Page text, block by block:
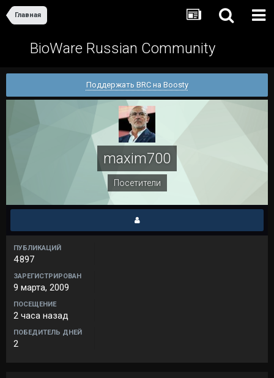
Главная
BioWare Russian Community
Поддержать BRC на Boosty
maxim700
Посетители
ПУБЛИКАЦИЙ
4 897
ЗАРЕГИСТРИРОВАН
9 марта, 2009
ПОСЕЩЕНИЕ
2 часа назад
ПОБЕДИТЕЛЬ ДНЕЙ
2